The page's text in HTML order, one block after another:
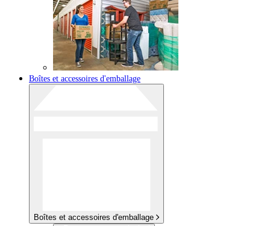
Boîtes et accessoires d'emballage
Boîtes et accessoires d'emballage